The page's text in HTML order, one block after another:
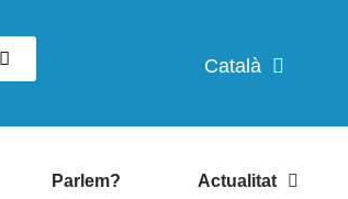
Català
Parlem? Actualitat